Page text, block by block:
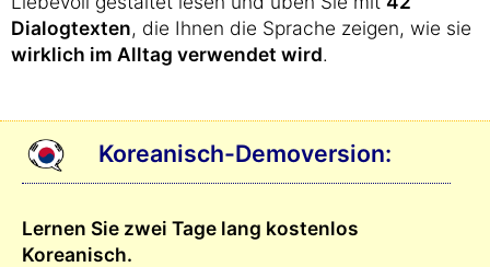
Dialogtexten, die Ihnen die Sprache zeigen, wie sie
wirklich im Alltag verwendet wird.
Koreanisch-Demoversion:
Lernen Sie zwei Tage lang kostenlos
Koreanisch.